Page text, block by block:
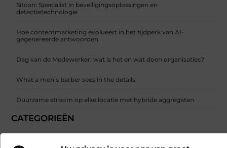
Sitcon: Specialist in beveiligingsoplossingen en
detectietechnologie
Hoe contentmarketing evolueert in het tijdperk van AI-
gegenereerde antwoorden
Dag van de Medewerker: wat is het en wat doen organisaties?
What a men’s barber sees in the details
Duurzame stroom op elke locatie met hybride aggregaten
CATEGORIEËN